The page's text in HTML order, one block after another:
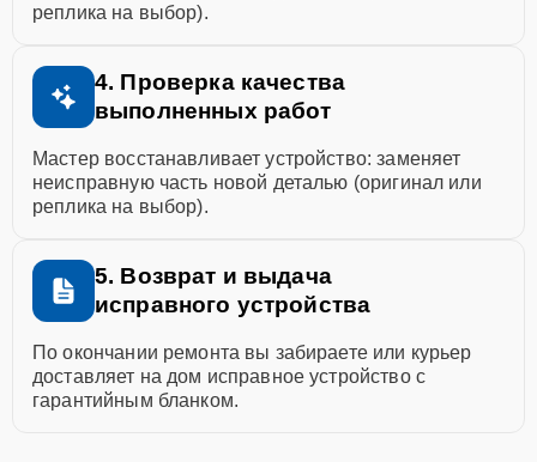
реплика на выбор).
4. Проверка качества
выполненных работ
Мастер восстанавливает устройство: заменяет
неисправную часть новой деталью (оригинал или
реплика на выбор).
5. Возврат и выдача
исправного устройства
По окончании ремонта вы забираете или курьер
доставляет на дом исправное устройство с
гарантийным бланком.